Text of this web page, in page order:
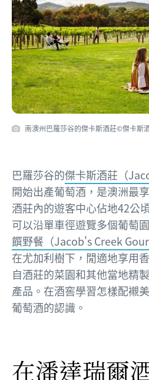
南澳州巴羅莎谷的傑卡斯酒莊©傑卡斯
巴羅莎谷的傑卡斯酒莊（
開始出產葡萄酒，是澳洲最
酒莊內的遊客中心佔地42公
可以沿單車徑遊覽多個葡萄
饌野餐（Jacob's Creek
在尤加利樹下，閒適地享用
自酒莊的菜園和其他當地精
產品。在酒窖學習怎樣配襯
葡萄酒的認識。
在潘達瑞爾